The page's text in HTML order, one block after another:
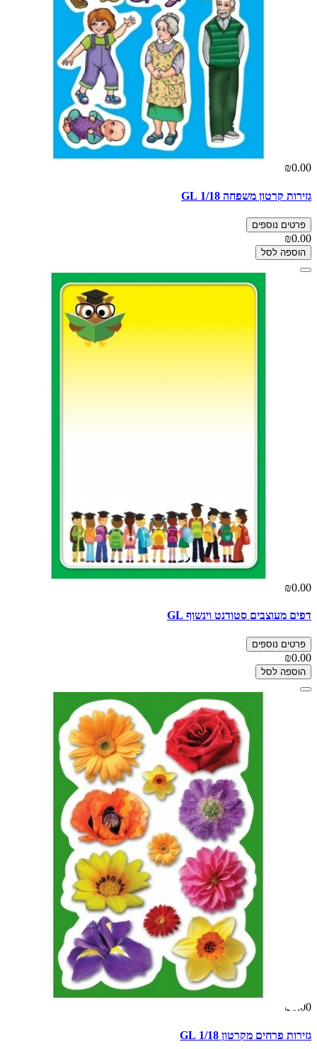
₪0.00
גזירות קרטון משפחה 1/18 GL
פרטים נוספים
₪0.00
הוספה לסל
₪0.00
דפים מעוצבים סטודנט וינשוף GL
פרטים נוספים
₪0.00
הוספה לסל
₪0.00
גזירות פרחים מקרטון 1/18 GL